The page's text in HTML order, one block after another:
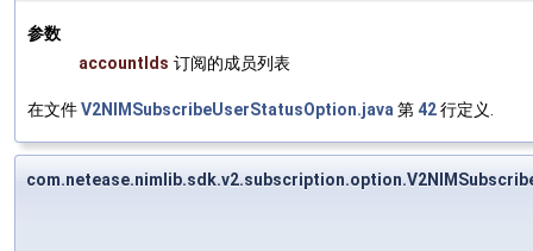
参数
accountIds 订阅的成员列表
在文件V2NIMSubscribeUserStatusOption.java第 42行定义.